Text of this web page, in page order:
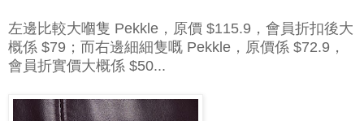
左邊比較大嗰隻 Pekkle，原價 $115.9，會員折扣後大
概係 $79；而右邊細細隻嘅 Pekkle，原價係 $72.9，
會員折實價大概係 $50...